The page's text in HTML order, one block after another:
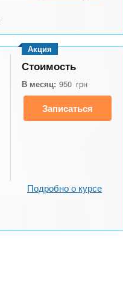
Акция
Стоимость
В месяц: 950 грн
Записаться
Подробно о курсе